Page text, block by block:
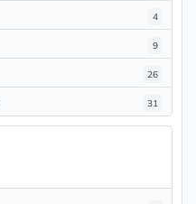
4
9
26
31